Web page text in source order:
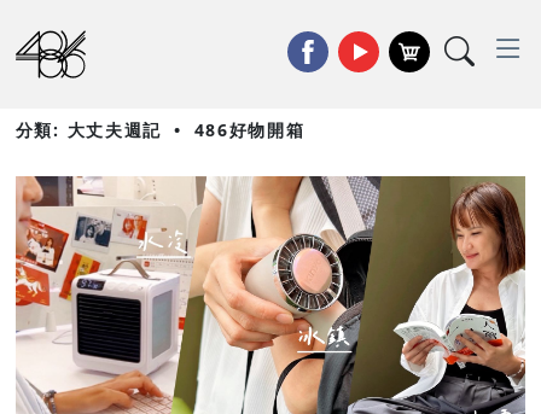
分類: 大丈夫週記 • 486好物開箱